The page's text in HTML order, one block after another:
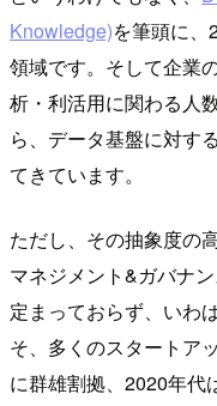
Knowledge)を筆頭に、
領域です。そして企業
析・利活用に関わる人
ら、データ基盤に対す
てきています。
ただし、その抽象度の
マネジメント&ガバナ
定まっておらず、いわ
そ、多くのスタートア
に群雄割拠、2020年代